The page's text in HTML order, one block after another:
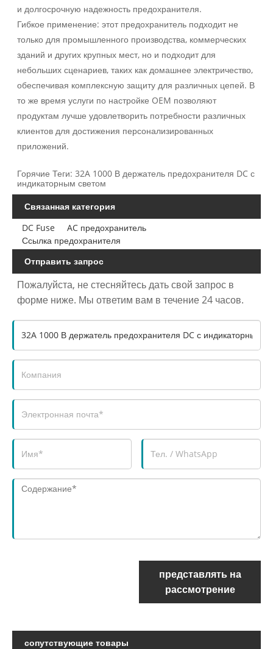
и долгосрочную надежность предохранителя.
Гибкое применение: этот предохранитель подходит не
только для промышленного производства, коммерческих
зданий и других крупных мест, но и подходит для
небольших сценариев, таких как домашнее электричество,
обеспечивая комплексную защиту для различных цепей. В
то же время услуги по настройке OEM позволяют
продуктам лучше удовлетворить потребности различных
клиентов для достижения персонализированных
приложений.
Горячие Теги: 32A 1000 В держатель предохранителя DC с
индикаторным светом
Связанная категория
DC Fuse
AC предохранитель
Ссылка предохранителя
Отправить запрос
Пожалуйста, не стесняйтесь дать свой запрос в
форме ниже. Мы ответим вам в течение 24 часов.
представлять на
рассмотрение
сопутствующие товары